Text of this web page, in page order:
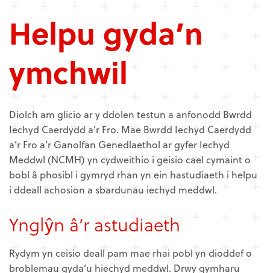
Helpu gyda’n
ymchwil
Diolch am glicio ar y ddolen testun a anfonodd Bwrdd
Iechyd Caerdydd a’r Fro. Mae Bwrdd Iechyd Caerdydd
a’r Fro a’r Ganolfan Genedlaethol ar gyfer Iechyd
Meddwl (NCMH) yn cydweithio i geisio cael cymaint o
bobl â phosibl i gymryd rhan yn ein hastudiaeth i helpu
i ddeall achosion a sbardunau iechyd meddwl.
Ynglŷn â’r astudiaeth
Rydym yn ceisio deall pam mae rhai pobl yn dioddef o
broblemau gyda’u hiechyd meddwl. Drwy gymharu